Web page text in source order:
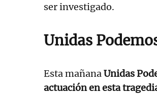
ser investigado.
Unidas
Esta mañanaUnidas
actuación en esta